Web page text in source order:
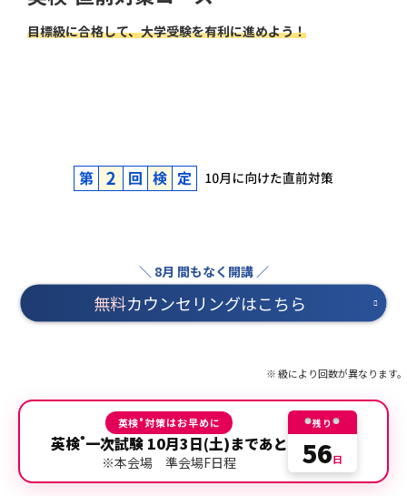
目標級に合格して、大学受験を有利に進めよう！
無料カウンセリングはこちら
※ 級により回数が異なります。
英検 ® 対策はお早めに
英検®一次試験 10月3日(土)まであと
※本会場 準会場F日程
残り
56日